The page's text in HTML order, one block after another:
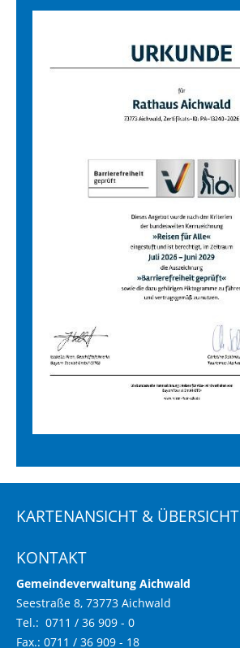
KARTENANSICHT & ÜBERSICHT
KONTAKT
Gemeindeverwaltung Aichwald
Seestraße 8, 73773 Aichwald
Tel.: 0711 / 36 909 - 0
Fax.: 0711 / 36 909 - 18